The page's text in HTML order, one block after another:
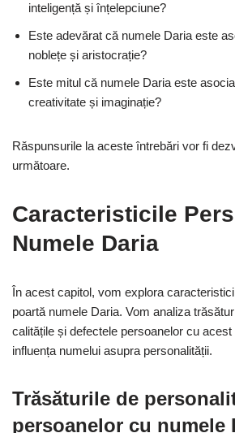
inteligență și înțelepciune?
Este adevărat că numele Daria este
noblețe și aristocrație?
Este mitul că numele Daria este
creativitate și imaginație?
Răspunsurile la aceste întrebări vor fi
următoare.
Caracteristicile
Numele Daria
În acest capitol, vom explora
poartă numele Daria. Vom analiza
calitățile și defectele persoanelor cu
influența numelui asupra personalității.
Trăsăturile de
persoanelor cu numele